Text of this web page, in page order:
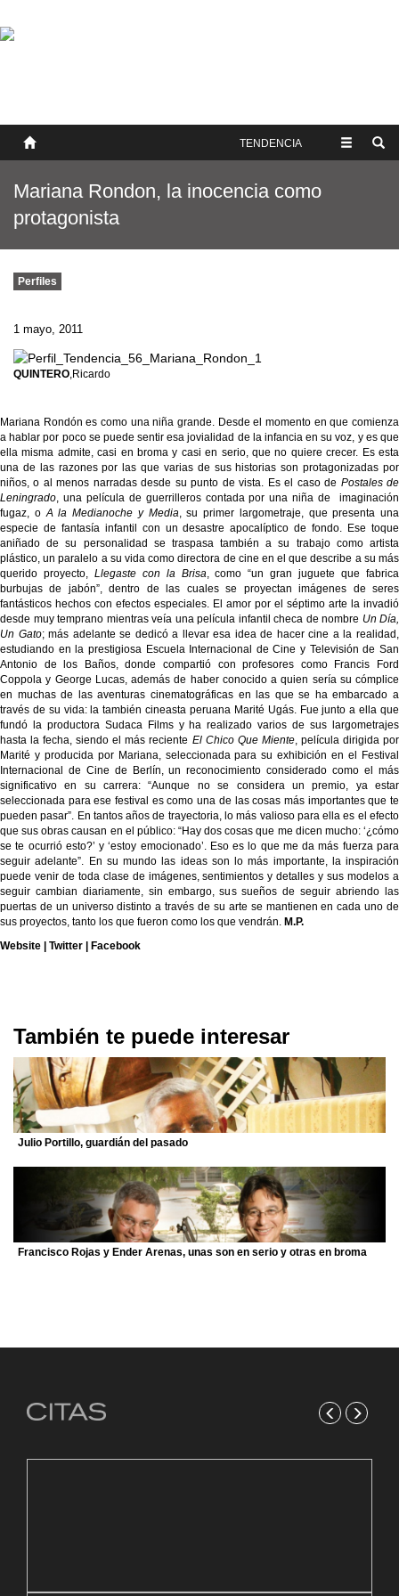
SOBRE NOSOTROS
TENDENCIA
Mariana Rondon, la inocencia como
protagonista
Perfiles
1 mayo, 2011
QUINTERO,Ricardo
Mariana Rondón es como una niña grande. Desde el momento en que comienza
a hablar por poco se puede sentir esa jovialidad de la infancia en su voz, y es que
ella misma admite, casi en broma y casi en serio, que no quiere crecer. Es esta
una de las razones por las que varias de sus historias son protagonizadas por
niños, o al menos narradas desde su punto de vista. Es el caso de Postales de
Leningrado, una película de guerrilleros contada por una niña de imaginación
fugaz, oA la Medianoche y Media, su primer largometraje, que presenta una
especie de fantasía infantil con un desastre apocalíptico de fondo. Ese toque
aniñado de su personalidad se traspasa también a su trabajo como artista
plástico, un paralelo a su vida como directora de cine en el que describe a su más
querido proyecto, Llegaste con la Brisa, como “un gran juguete que fabrica
burbujas de jabón”, dentro de las cuales se proyectan imágenes de seres
fantásticos hechos con efectos especiales. El amor por el séptimo arte la invadió
desde muy temprano mientras veía una película infantil checa de nombre Un Día,
Un Gato; más adelante se dedicó a llevar esa idea de hacer cine a la realidad,
estudiando en la prestigiosa Escuela Internacional de Cine y Televisión de San
Antonio de los Baños, donde compartió con profesores como Francis Ford
Coppola y George Lucas, además de haber conocido a quien sería su cómplice
en muchas de las aventuras cinematográficas en las que se ha embarcado a
través de su vida: la también cineasta peruana Marité Ugás. Fue junto a ella que
fundó la productora Sudaca Films y ha realizado varios de sus largometrajes
hasta la fecha, siendo el más reciente El Chico Que Miente, película dirigida por
Marité y producida por Mariana, seleccionada para su exhibición en el Festival
Internacional de Cine de Berlín, un reconocimiento considerado como el más
significativo en su carrera: “Aunque no se considera un premio, ya estar
seleccionada para ese festival es como una de las cosas más importantes que te
pueden pasar”. En tantos años de trayectoria, lo más valioso para ella es el efecto
que sus obras causan en el público: “Hay dos cosas que me dicen mucho: ‘¿cómo
se te ocurrió esto?’ y ‘estoy emocionado’. Eso es lo que me da más fuerza para
seguir adelante”. En su mundo las ideas son lo más importante, la inspiración
puede venir de toda clase de imágenes, sentimientos y detalles y sus modelos a
seguir cambian diariamente, sin embargo, sus sueños de seguir abriendo las
puertas de un universo distinto a través de su arte se mantienen en cada uno de
sus proyectos, tanto los que fueron como los que vendrán. M.P.
Website
Twitter Facebook
También te puede interesar
Julio Portillo, guardián del pasado
Francisco Rojas y Ender Arenas, unas son en serio y otras en broma